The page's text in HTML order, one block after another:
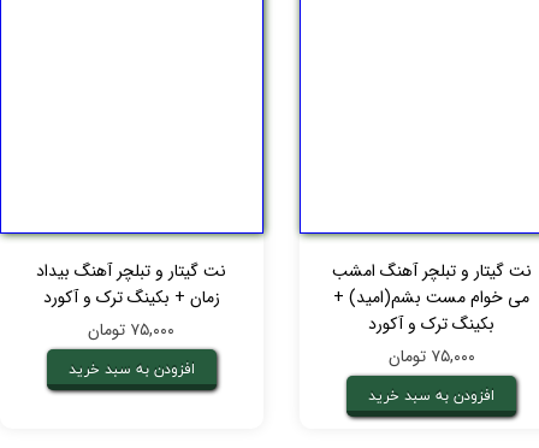
نت گیتار و تبلچر آهنگ امشب
می خوام مست بشم(امید) +
بکینگ ترک و آکورد
۷۵,۰۰۰ تومان
افزودن به سبد خرید
نت گیتار و تبلچر آهنگ بیداد
زمان + بکینگ ترک و آکورد
۷۵,۰۰۰ تومان
افزودن به سبد خرید